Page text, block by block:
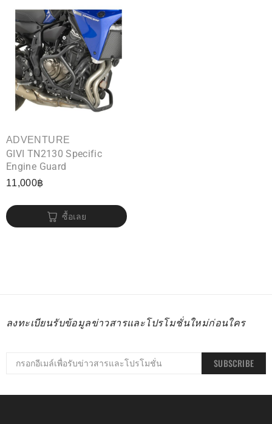
ADVENTURE
GIVI TN2130 Specific
Engine Guard
11,000฿
ซื้อเลย
ลงทะเบียนรับข้อมูลข่าวสารและโปรโมชั่นใหม่ก่อนใคร
SUBSCRIBE